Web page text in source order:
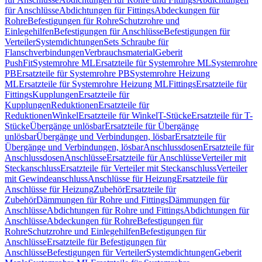
für AnschlüsseAbdichtungen für FittingsAbdeckungen für
RohreBefestigungen für RohreSchutzrohre und
EinlegehilfenBefestigungen für AnschlüsseBefestigungen für
VerteilerSystemdichtungenSets Schraube für
FlanschverbindungenVerbrauchsmaterialGeberit
PushFitSystemrohre MLErsatzteile für Systemrohre MLSystemrohre
PBErsatzteile für Systemrohre PBSystemrohre Heizung
MLErsatzteile für Systemrohre Heizung MLFittingsErsatzteile für
FittingsKupplungenErsatzteile für
KupplungenReduktionenErsatzteile für
ReduktionenWinkelErsatzteile für WinkelT-StückeErsatzteile für T-
StückeÜbergänge unlösbarErsatzteile für Übergänge
unlösbarÜbergänge und Verbindungen, lösbarErsatzteile für
Übergänge und Verbindungen, lösbarAnschlussdosenErsatzteile für
AnschlussdosenAnschlüsseErsatzteile für AnschlüsseVerteiler mit
SteckanschlussErsatzteile für Verteiler mit SteckanschlussVerteiler
mit GewindeanschlussAnschlüsse für HeizungErsatzteile für
Anschlüsse für HeizungZubehörErsatzteile für
ZubehörDämmungen für Rohre und FittingsDämmungen für
AnschlüsseAbdichtungen für Rohre und FittingsAbdichtungen für
AnschlüsseAbdeckungen für RohreBefestigungen für
RohreSchutzrohre und EinlegehilfenBefestigungen für
AnschlüsseErsatzteile für Befestigungen für
AnschlüsseBefestigungen für VerteilerSystemdichtungenGeberit